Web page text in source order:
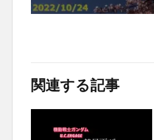
関連する記事